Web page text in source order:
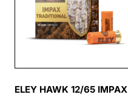
ELEY HAWK 12/65 IMPAX